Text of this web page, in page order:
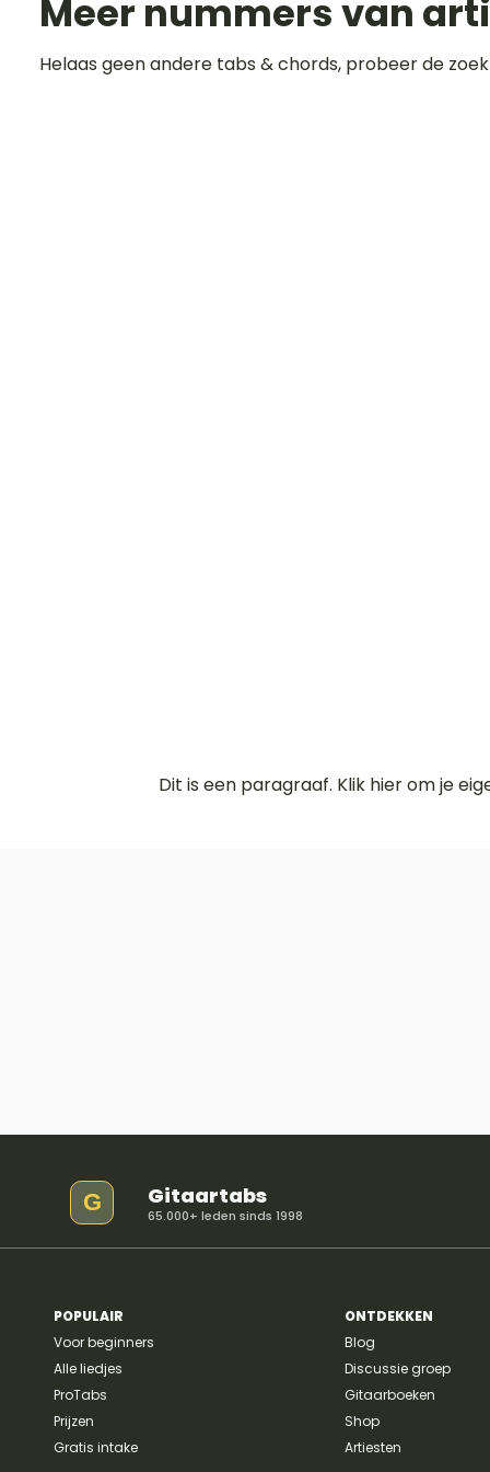
Meer nummers van
Helaas geen andere tabs & chords, probeer de
Dit is een paragraaf. Klik hier om je
G Gitaartabs
65.000+ leden sinds 1998
POPULAIR
Voor beginners
Alle liedjes
ProTabs
Prijzen
Gratis intake
ONTDEKKEN
Blog
Discussie groep
Gitaarboeken
Shop
Artiesten